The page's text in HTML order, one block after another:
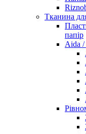
Тканина
папір
Aida /